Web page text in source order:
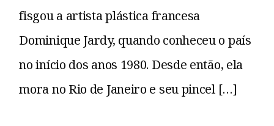
fisgou a artista plástica francesa
Dominique Jardy, quando conheceu o país
no início dos anos 1980. Desde então, ela
mora no Rio de Janeiro e seu pincel […]